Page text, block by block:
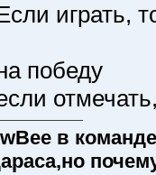
играть,
победу
в